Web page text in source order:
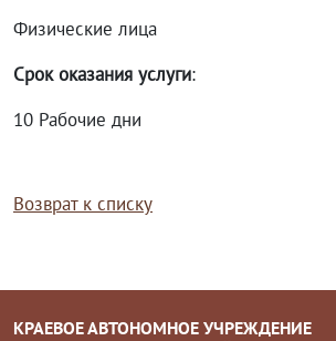
Физические лица
Срок оказания услуги:
10 Рабочие дни
Возврат к списку
КРАЕВОЕ АВТОНОМНОЕ УЧРЕЖДЕНИЕ